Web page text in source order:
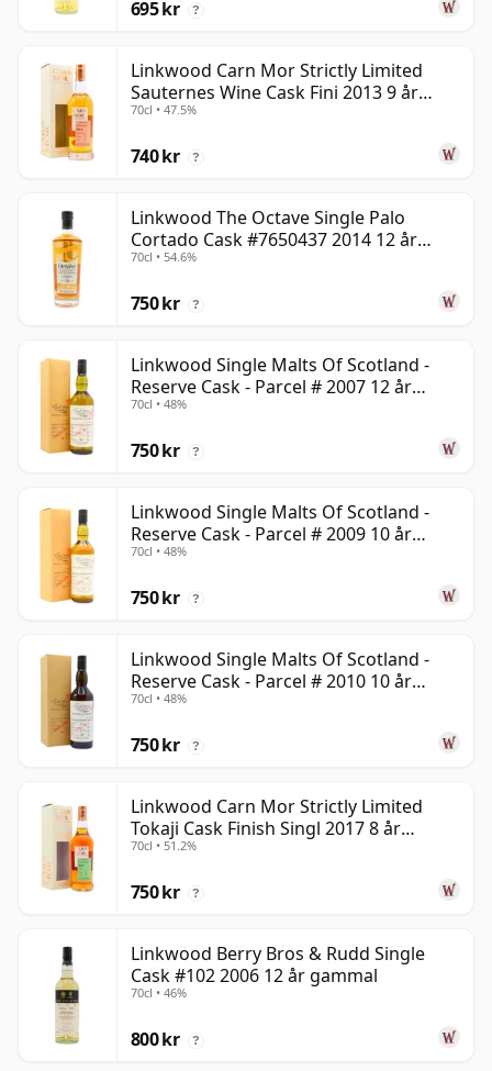
695 kr ?
Linkwood Carn Mor Strictly Limited
Sauternes Wine Cask Fini 2013 9 år
gammal
70cl • 47.5%
740 kr ?
Linkwood The Octave Single Palo
Cortado Cask #7650437 2014 12 år
gammal
70cl • 54.6%
750 kr ?
Linkwood Single Malts Of Scotland -
Reserve Cask - Parcel # 2007 12 år
gammal
70cl • 48%
750 kr ?
Linkwood Single Malts Of Scotland -
Reserve Cask - Parcel # 2009 10 år
gammal
70cl • 48%
750 kr ?
Linkwood Single Malts Of Scotland -
Reserve Cask - Parcel # 2010 10 år
gammal
70cl • 48%
750 kr ?
Linkwood Carn Mor Strictly Limited
Tokaji Cask Finish Singl 2017 8 år
gammal
70cl • 51.2%
750 kr ?
Linkwood Berry Bros & Rudd Single
Cask #102 2006 12 år gammal
70cl • 46%
800 kr ?